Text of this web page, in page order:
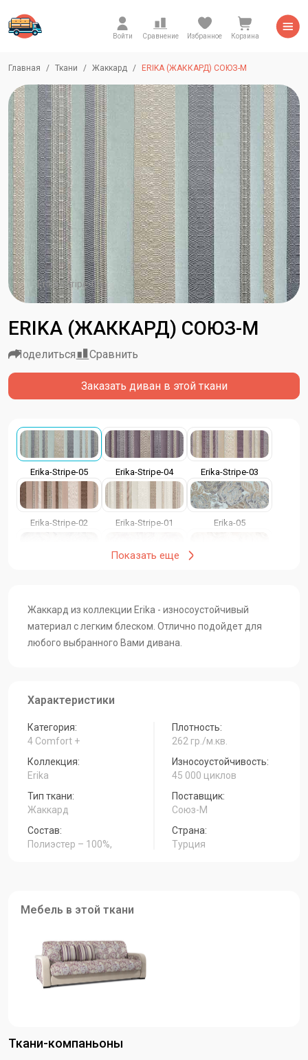
Войти Сравнение Избранное Корзина
Главная Ткани Жаккард ERIKA (ЖАККАРД) СОЮЗ-М
Erika-Stripe-05
ERIKA (ЖАККАРД) СОЮЗ-М
Заказать диван в этой ткани
Поделиться Сравнить
Erika-Stripe-05 Erika-Stripe-04 Erika-Stripe-03
Erika-Stripe-02 Erika-Stripe-01 Erika-05
Erika-01
Показать еще
Жаккард из коллекции Erika - износоустойчивый
материал с легким блеском. Отлично подойдет для
любого выбранного Вами дивана.
Характеристики
Категория:
4 Comfort +
Плотность:
262 гр./м.кв.
Коллекция:
Erika
Износоустойчивость:
45 000 циклов
Тип ткани:
Жаккард
Поставщик:
Союз-М
Состав:
Полиэстер – 100%,
Страна:
Турция
Мебель в этой ткани
Ткани-компаньоны